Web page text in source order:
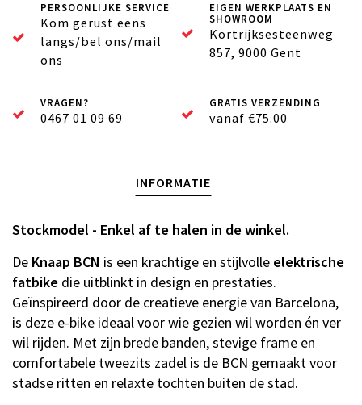
PERSOONLIJKE SERVICE
Kom gerust eens
langs/bel ons/mail
ons
EIGEN WERKPLAATS EN
SHOWROOM
Kortrijksesteenweg
857, 9000 Gent
VRAGEN?
0467 01 09 69
GRATIS VERZENDING
vanaf €75.00
INFORMATIE
Stockmodel - Enkel af te halen in de winkel.
De Knaap BCN is een krachtige en stijlvolle elektrische
fatbike die uitblinkt in design en prestaties.
Geïnspireerd door de creatieve energie van Barcelona,
is deze e-bike ideaal voor wie gezien wil worden én ver
wil rijden. Met zijn brede banden, stevige frame en
comfortabele tweezits zadel is de BCN gemaakt voor
stadse ritten en relaxte tochten buiten de stad.